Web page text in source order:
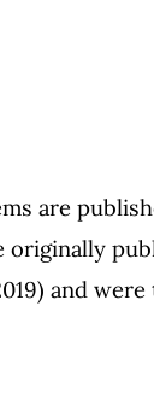
are
originally
and